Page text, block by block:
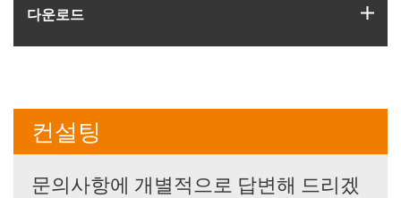
다운로드
컨설팅
문의사항에 개별적으로 답변해 드리겠